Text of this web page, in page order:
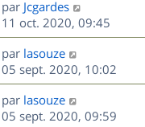
g
e
s
s
a
g
e
r
m
e
s
s
a
g
e
n
i
e
r
m
e
s
s
D
e
r
n
i
e
r
m
par Jcgardes
11 oct. 2020, 09:45
D
e
r
n
i
par lasouze
05 sept. 2020, 10:02
D
e
par lasouze
05 sept. 2020, 09:59